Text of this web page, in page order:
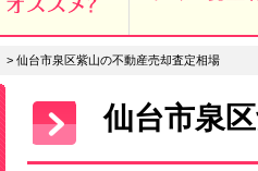
> 仙台市泉区紫山の不動産売却査定相場
仙台市泉